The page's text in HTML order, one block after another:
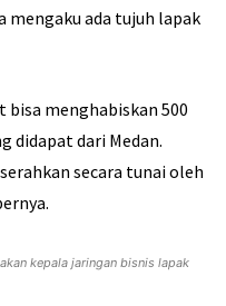
mengaku ada tujuh lapak
menghabiskan 500
didapat dari Medan.
secara tunai oleh
kepala jaringan bisnis lapak